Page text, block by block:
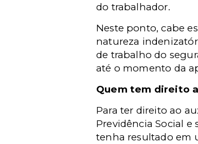
do trabalhador.
Neste ponto, cabe
natureza
de trabalho do
até o momento da
Quem tem direito
Para ter direito ao
Previdência Social e
tenha resultado em